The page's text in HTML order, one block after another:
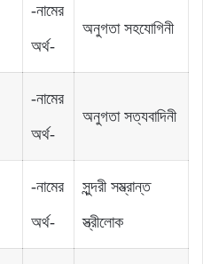
-নামের
অর্থ-
অনুগতা সহযোগিনী
-নামের
অর্থ-
অনুগতা সত্যবাদিনী
-নামের
অর্থ-
সুন্দরী সম্ভ্রান্ত
স্ত্রীলোক